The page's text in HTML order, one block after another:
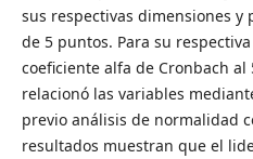
sus respectivas dimensiones y
de 5 puntos. Para su
coeficiente alfa de Cronbach al
relacionó las variables
previo análisis de normalidad
resultados muestran que el